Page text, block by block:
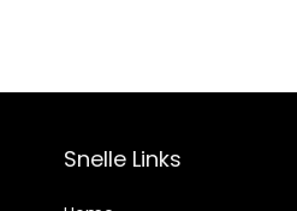
Snelle Links